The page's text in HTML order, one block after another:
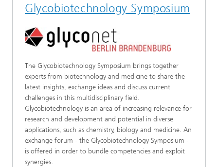
Glycobiotechnology Symposium
The Glycobiotechnology Symposium brings together
experts from biotechnology and medicine to share the
latest insights, exchange ideas and discuss current
challenges in this multidisciplinary field.
Glycobiotechnology is an area of increasing relevance for
research and development and potential in diverse
applications, such as chemistry, biology and medicine. An
exchange forum - the Glycobiotechnology Symposium -
is offered in order to bundle competencies and exploit
synergies.